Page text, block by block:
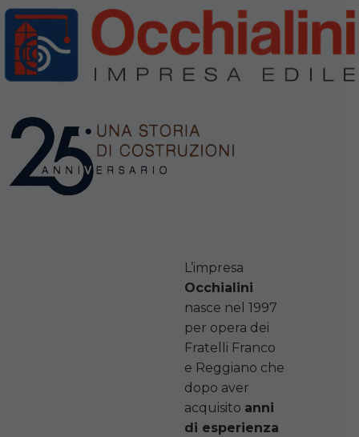
L’impresa
Occhialini
nasce nel 1997
per opera dei
Fratelli Franco
e Reggiano che
dopo aver
acquisito anni
di esperienza